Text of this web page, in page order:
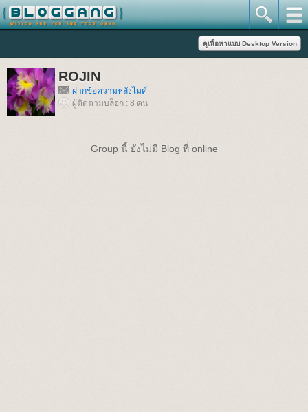
ROJIN
ฝากข้อความหลังไมค์
ผู้ติดตามบล็อก : 8 คน
Group นี้ ยังไม่มี Blog ที่ online